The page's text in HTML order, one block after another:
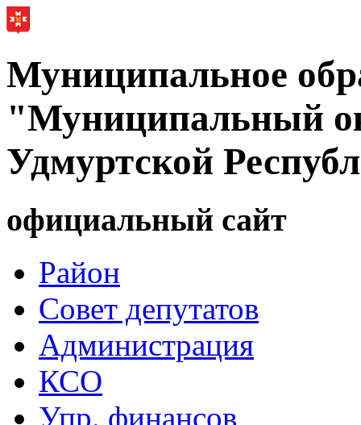
Муниципальное
"Муниципальный
Удмуртской
официальный сайт
Район
Совет депутатов
Администрация
КСО
Упр. финансов